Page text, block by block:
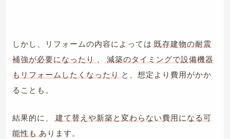
しかし、リフォームの内容によっては 既存建物の耐震
補強が必要になったり
減築のタイミングで設備機器
もリフォームしたくなったり と、想定より費用がかか
ることも。
結果的に、
建て替えや新築と変わらない費用になる可
能性も あります。